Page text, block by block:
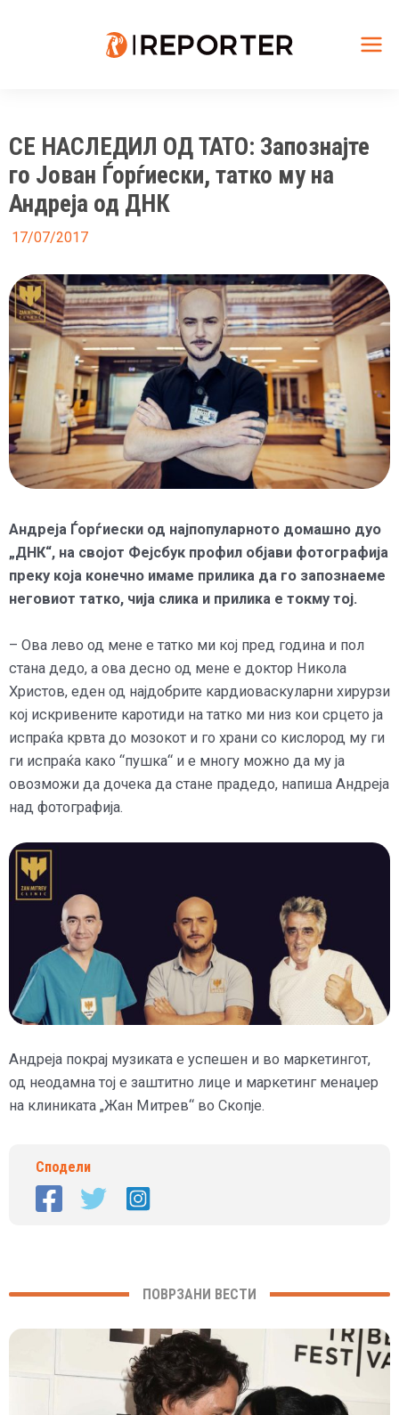
СЕ НАСЛЕДИЛ ОД ТАТО: Запознајте
го Јован Ѓорѓиески, татко му на
Андреја од ДНК
17/07/2017
Андреја Ѓорѓиески од најпопуларното домашно дуо
„ДНК“, на својот Фејсбук профил објави фотографија
преку која конечно имаме прилика да го запознаеме
неговиот татко, чија слика и прилика е токму тој.
– Ова лево од мене е татко ми кој пред година и пол
стана дедо, а ова десно од мене е доктор Никола
Христов, еден од најдобрите кардиоваскуларни хирурзи
кој искривените каротиди на татко ми низ кои срцето ја
испраќа крвта до мозокот и го храни со кислород му ги
ги испраќа како “пушка“ и е многу можно да му ја
овозможи да дочека да стане прадедо, напиша Андреја
над фотографија.
Андреја покрај музиката е успешен и во маркетингот,
од неодамна тој е заштитно лице и маркетинг менаџер
на клиниката „Жан Митрев“ во Скопје.
Сподели
ПОВРЗАНИ ВЕСТИ